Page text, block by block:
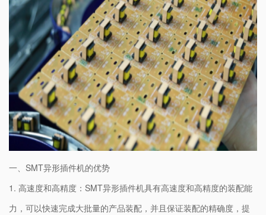
一、SMT异形插件机的优势
1. 高速度和高精度：SMT异形插件机具有高速度和高精度的装配能
力，可以快速完成大批量的产品装配，并且保证装配的精确度，提